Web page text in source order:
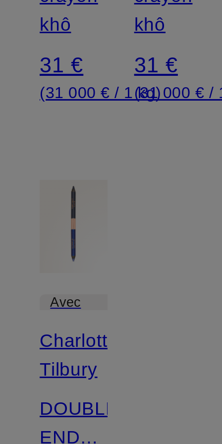
–
CHARGE
DE
khô
31 €
(31 000 € / 1 kg)
-
MARRON
khô
31 €
(31 000 € /
Avec
Charlotte
Tilbury
DOUBLE
ENDED